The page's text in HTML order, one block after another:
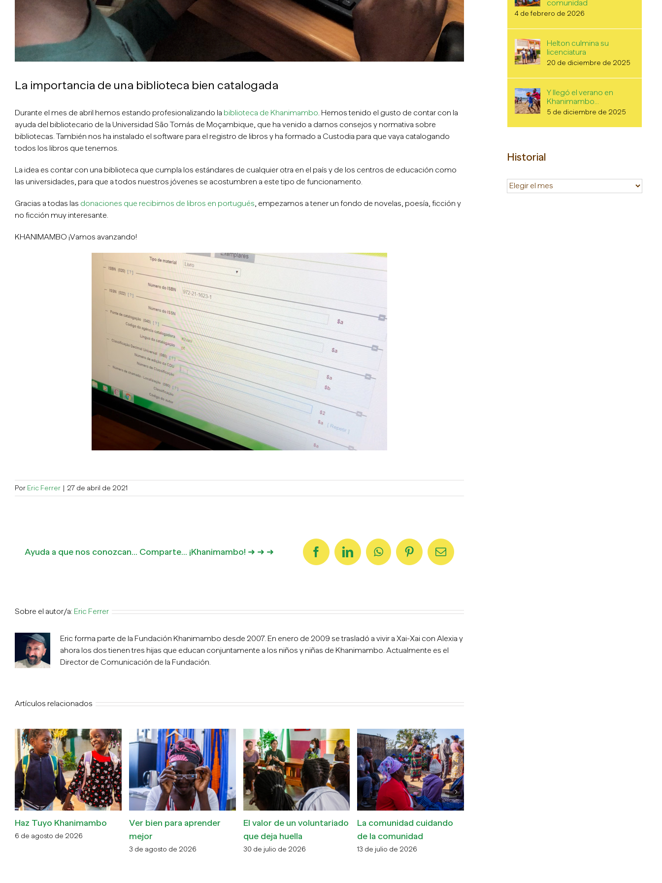
La importancia de una biblioteca bien catalogada
Durante el mes de abril hemos estando profesionalizando la biblioteca de Khanimambo. Hemos tenido el gusto de contar con la
ayuda del bibliotecario de la Universidad São Tomás de Moçambique, que ha venido a darnos consejos y normativa sobre
bibliotecas. También nos ha instalado el software para el registro de libros y ha formado a Custodia para que vaya catalogando
todos los libros que tenemos.
La idea es contar con una biblioteca que cumpla los estándares de cualquier otra en el país y de los centros de educación como
las universidades, para que a todos nuestros jóvenes se acostumbren a este tipo de funcionamento.
Gracias a todas las donaciones que recibimos de libros en portugués, empezamos a tener un fondo de novelas, poesía, ficción y
no ficción muy interesante.
KHANIMAMBO ¡Vamos avanzando!
Por Eric Ferrer | 27 de abril de 2021
Ayuda a que nos conozcan... Comparte... ¡Khanimambo! ➜ ➜ ➜ FacebookLinkedInWhatsAppPinterestCorreo
electrónico
Sobre el autor/a: Eric Ferrer
Eric forma parte de la Fundación Khanimambo desde 2007. En enero de 2009 se trasladó a vivir a Xai-Xai con Alexia y
ahora los dos tienen tres hijas que educan conjuntamente a los niños y niñas de Khanimambo. Actualmente es el
Director de Comunicación de la Fundación.
Artículos relacionados
Haz Tuyo Khanimambo
6 de agosto de 2026
Ver bien para aprender
mejor
3 de agosto de 2026
El valor de un voluntariado
que deja huella
30 de julio de 2026
La comunidad cuidando
de la comunidad
13 de julio de 2026
comunidad
4 de febrero de 2026
Helton culmina su
licenciatura
20 de diciembre de 2025
Y llegó el verano en
Khanimambo…
5 de diciembre de 2025
Historial
Historial